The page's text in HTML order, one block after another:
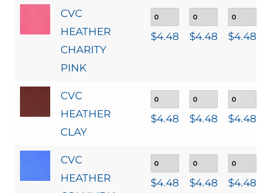
CVC
HEATHER
CHARITY
PINK
$4.48 $4.48 $4.48
CVC
HEATHER
CLAY
$4.48 $4.48 $4.48
CVC
HEATHER
$4.48 $4.48 $4.48